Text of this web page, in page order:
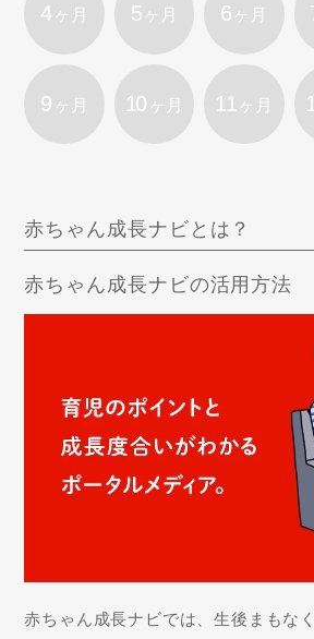
4 ヶ月 5 ヶ月 6 ヶ月
9 ヶ月 10 ヶ月 11 ヶ月
赤ちゃん成長ナビとは？
赤ちゃん成長ナビの活用方法
赤ちゃん成長ナビでは、生後まもな